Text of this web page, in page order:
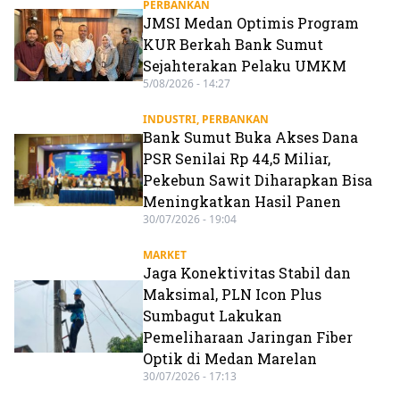
PERBANKAN
JMSI Medan Optimis Program
KUR Berkah Bank Sumut
Sejahterakan Pelaku UMKM
5/08/2026 - 14:27
INDUSTRI, PERBANKAN
Bank Sumut Buka Akses Dana
PSR Senilai Rp 44,5 Miliar,
Pekebun Sawit Diharapkan Bisa
Meningkatkan Hasil Panen
30/07/2026 - 19:04
MARKET
Jaga Konektivitas Stabil dan
Maksimal, PLN Icon Plus
Sumbagut Lakukan
Pemeliharaan Jaringan Fiber
Optik di Medan Marelan
30/07/2026 - 17:13